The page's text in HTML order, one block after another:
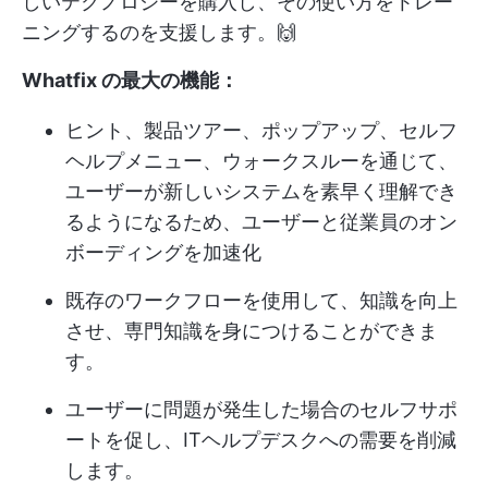
ニングするのを支援します。🙌
Whatfix の最大の機能：
ヒント、製品ツアー、ポップアップ、セルフ
ヘルプメニュー、ウォークスルーを通じて、
ユーザーが新しいシステムを素早く理解でき
るようになるため、ユーザーと従業員のオン
ボーディングを加速化
既存のワークフローを使用して、知識を向上
させ、専門知識を身につけることができま
す。
ユーザーに問題が発生した場合のセルフサポ
ートを促し、ITヘルプデスクへの需要を削減
します。